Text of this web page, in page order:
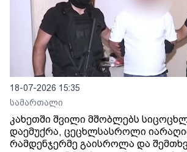
18-07-2026 15:35
სამართალი
კახეთში შვილი მშობლებს
დაემუქრა, ცეცხლსასროლი
რამდენჯერმე გაისროლა და